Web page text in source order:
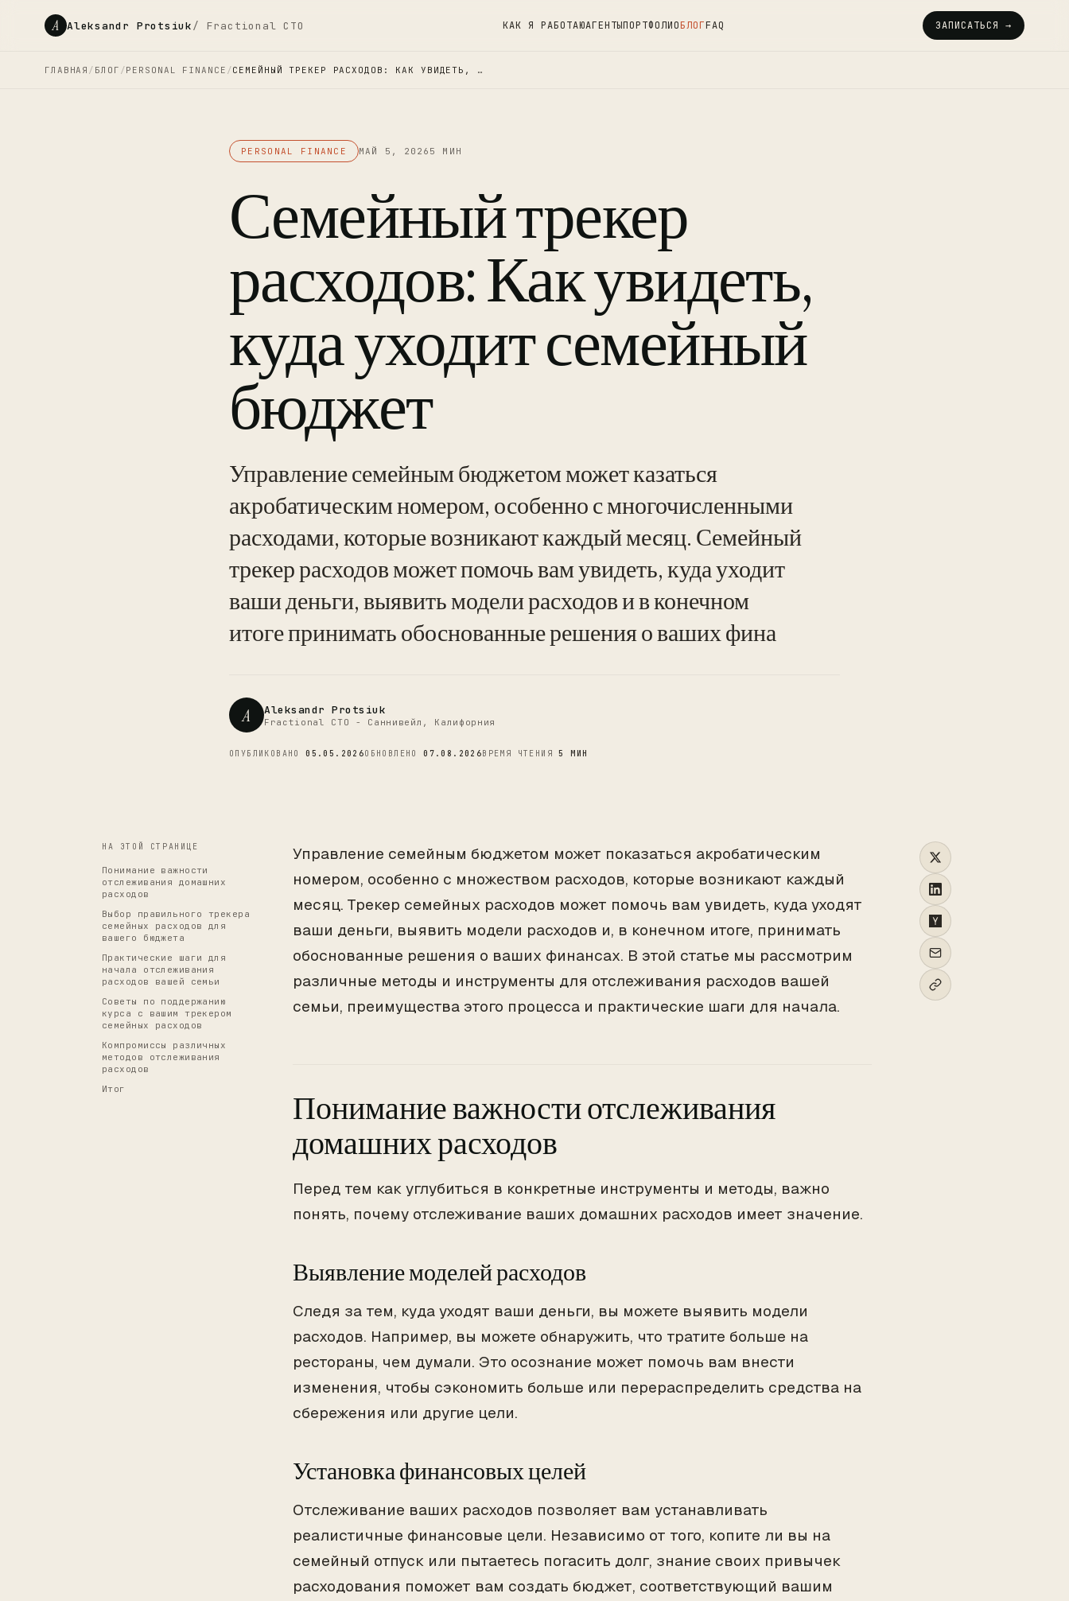
A Aleksandr Protsiuk/ Fractional CTO КАК Я РАБОТАЮАГЕНТЫПОРТФОЛИОБЛОГFAQ ЗАПИСАТЬСЯ →
ГЛАВНАЯ / БЛОГ /PERSONAL FINANCE /СЕМЕЙНЫЙ ТРЕКЕР РАСХОДОВ: КАК УВИДЕТЬ, …
PERSONAL FINANCE МАЙ 5, 2026 5 МИН
Семейный трекер
расходов: Как увидеть,
куда уходит семейный
бюджет
Управление семейным бюджетом может казаться
акробатическим номером, особенно с многочисленными
расходами, которые возникают каждый месяц. Семейный
трекер расходов может помочь вам увидеть, куда уходит
ваши деньги, выявить модели расходов и в конечном
итоге принимать обоснованные решения о ваших фина
A Aleksandr Protsiuk
Fractional CTO - Саннивейл, Калифорния
ОПУБЛИКОВАНО05.05.2026ОБНОВЛЕНО07.08.2026ВРЕМЯ ЧТЕНИЯ5 МИН
CTO
НА ЭТОЙ СТРАНИЦЕ
Понимание важности
отслеживания домашних
расходов
Выбор правильного трекера
семейных расходов для
вашего бюджета
Практические шаги для
начала отслеживания
расходов вашей семьи
Советы по поддержанию
курса с вашим трекером
семейных расходов
Компромиссы различных
методов отслеживания
расходов
Итог
Управление семейным бюджетом может показаться акробатическим
номером, особенно с множеством расходов, которые возникают каждый
месяц. Трекер семейных расходов может помочь вам увидеть, куда уходят
ваши деньги, выявить модели расходов и, в конечном итоге, принимать
обоснованные решения о ваших финансах. В этой статье мы рассмотрим
различные методы и инструменты для отслеживания расходов вашей
семьи, преимущества этого процесса и практические шаги для начала.
Понимание важности отслеживания
домашних расходов
Перед тем как углубиться в конкретные инструменты и методы, важно
понять, почему отслеживание ваших домашних расходов имеет значение.
Выявление моделей расходов
Следя за тем, куда уходят ваши деньги, вы можете выявить модели
расходов. Например, вы можете обнаружить, что тратите больше на
рестораны, чем думали. Это осознание может помочь вам внести
изменения, чтобы сэкономить больше или перераспределить средства на
сбережения или другие цели.
Установка финансовых целей
Отслеживание ваших расходов позволяет вам устанавливать
реалистичные финансовые цели. Независимо от того, копите ли вы на
семейный отпуск или пытаетесь погасить долг, знание своих привычек
расходования поможет вам создать бюджет, соответствующий вашим